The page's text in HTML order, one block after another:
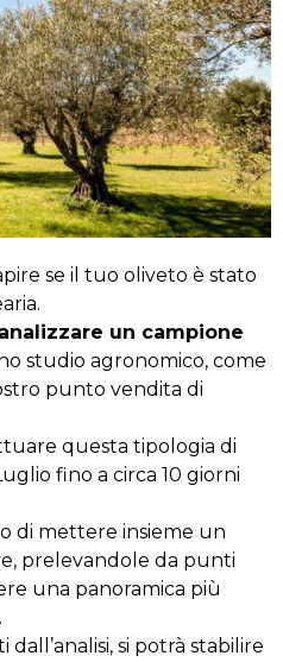
se il tuo oliveto è stato
analizzare un campione
studio agronomico, come
punto vendita di
questa tipologia di
fino a circa 10 giorni
di mettere insieme un
prelevandole da punti
una panoramica più
si potrà stabilire